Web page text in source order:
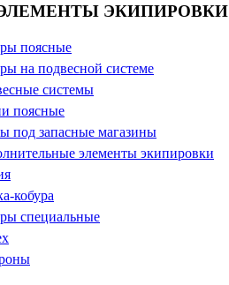
ЭКИПИРОВКИ
поясные
на подвесной системе
системы
поясные
под запасные магазины
элементы экипировки
кобура
специальные